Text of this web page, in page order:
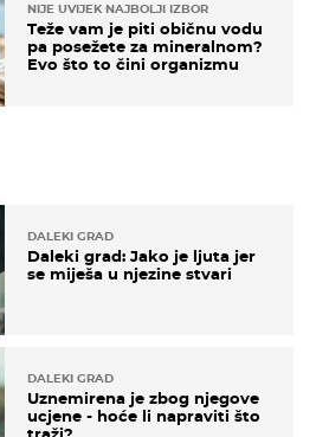
DALEKI GRAD
Daleki grad: Jako je ljuta jer
se miješa u njezine stvari
DALEKI GRAD
Uznemirena je zbog njegove
ucjene - hoće li napraviti što
traži?
NIJE UVIJEK NAJBOLJI IZBOR
Teže vam je piti običnu vodu
pa posežete za mineralnom?
Evo što to čini organizmu